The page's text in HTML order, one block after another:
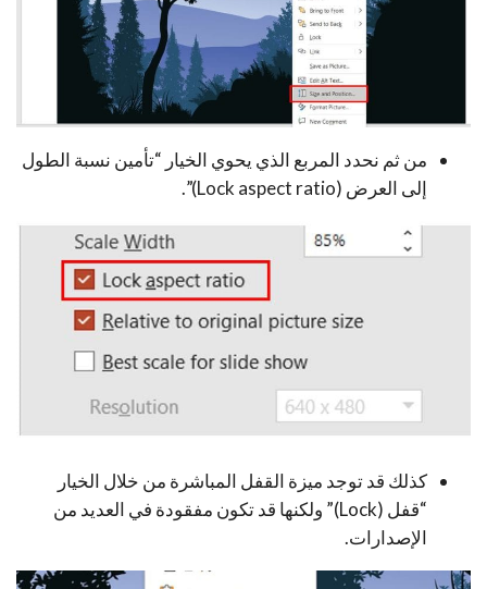
من ثم نحدد المربع الذي يحوي الخيار “تأمين نسبة الطول
إلى العرض (Lock aspect ratio)”.
كذلك قد توجد ميزة القفل المباشرة من خلال الخيار
“قفل (Lock)” ولكنها قد تكون مفقودة في العديد من
الإصدارات.